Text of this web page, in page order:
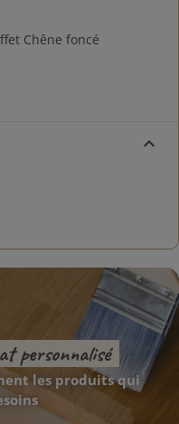
Chêne foncé
personnalisé
les produits qui